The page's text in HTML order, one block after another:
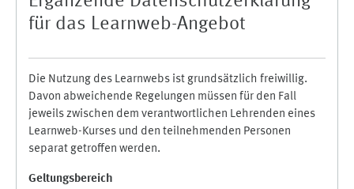
für das Learnweb-Angebot
Die Nutzung des Learnwebs ist grundsätzlich freiwillig.
Davon abweichende Regelungen müssen für den Fall
jeweils zwischen dem verantwortlichen Lehrenden eines
Learnweb-Kurses und den teilnehmenden Personen
separat getroffen werden.
Geltungsbereich